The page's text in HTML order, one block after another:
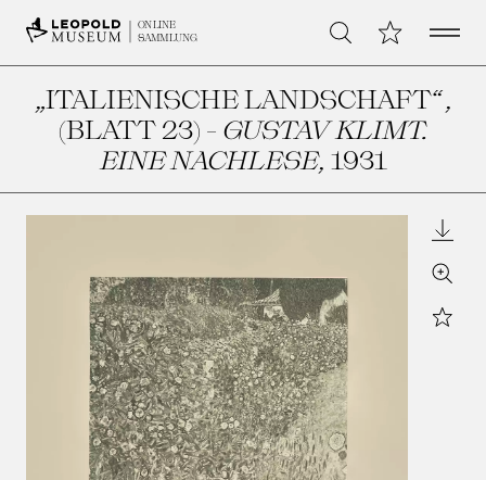
ONLINE
SAMMLUNG
Suche Meine Open
„ITALIENISCHE LANDSCHAFT“,
(BLATT 23) - GUSTAV KLIMT.
EINE NACHLESE, 1931
Zoom
Star